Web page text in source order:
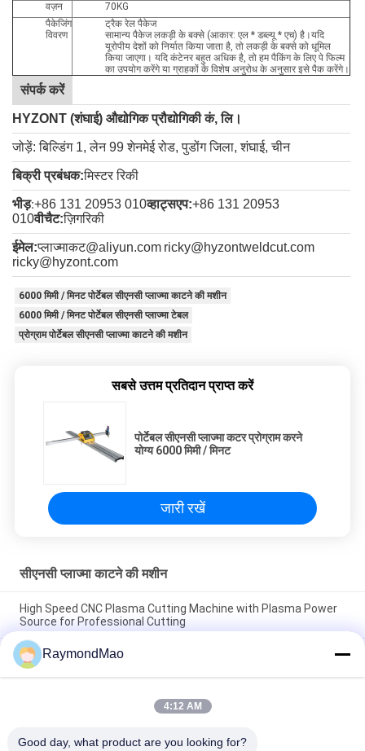
वज़न
70KG
पैकेजिंग
विवरण
ट्रैक रेल पैकेज
सामान्य पैकेज लकड़ी के बक्से (आकार: एल * डब्ल्यू * एच) है।यदि
यूरोपीय देशों को निर्यात किया जाता है, तो लकड़ी के बक्से को धूमिल
किया जाएगा। यदि कंटेनर बहुत अधिक है, तो हम पैकिंग के लिए पे फिल्म
का उपयोग करेंगे या ग्राहकों के विशेष अनुरोध के अनुसार इसे पैक करेंगे।
संपर्क करें
HYZONT (शंघाई) औद्योगिक प्रौद्योगिकी कं, लि।
जोड़ें: बिल्डिंग 1, लेन 99 शेनमेई रोड, पुडोंग जिला, शंघाई, चीन
बिक्री प्रबंधक:मिस्टर रिकी
भीड़:+86 131 20953 010व्हाट्सएप:+86 131 20953
010वीचैट:ज़िगरिकी
ईमेल:प्लाज्माकट@aliyun.com ricky@hyzontweldcut.com
ricky@hyzont.com
6000 मिमी / मिनट पोर्टेबल सीएनसी प्लाज्मा काटने की मशीन
6000 मिमी / मिनट पोर्टेबल सीएनसी प्लाज्मा टेबल
प्रोग्राम पोर्टेबल सीएनसी प्लाज्मा काटने की मशीन
सबसे उत्तम प्रतिदान प्राप्त करें
पोर्टेबल सीएनसी प्लाज्मा कटर प्रोग्राम करने
योग्य 6000 मिमी / मिनट
जारी रखें
सीएनसी प्लाज्मा काटने की मशीन
High Speed CNC Plasma Cutting Machine with Plasma Power
Source for Professional Cutting
Plasma Cutter with IP54 Protection Level, 0.5-50mm Cutting
Thickness
CNC Plasma Cutting Table with High Precision Rack And Pinion
Transmission System, AC220V/380V Power Supply, Working
RaymondMao
4:12 AM
Good day, what product are you looking for?